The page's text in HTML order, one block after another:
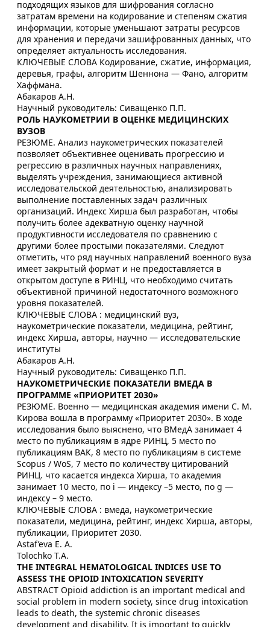
подходящих языков для шифрования согласно
затратам времени на кодирование и степеням сжатия
информации, которые уменьшают затраты ресурсов
для хранения и передачи зашифрованных данных, что
определяет актуальность исследования.
КЛЮЧЕВЫЕ СЛОВА Кодирование, сжатие, информация,
деревья, графы, алгоритм Шеннона — Фано, алгоритм
Хаффмана.
Абакаров А.Н.
Научный руководитель: Сиващенко П.П.
РОЛЬ НАУКОМЕТРИИ В ОЦЕНКЕ МЕДИЦИНСКИХ
ВУЗОВ
РЕЗЮМЕ. Анализ наукометрических показателей
позволяет объективнее оценивать прогрессию и
регрессию в различных научных направлениях,
выделять учреждения, занимающиеся активной
исследовательской деятельностью, анализировать
выполнение поставленных задач различных
организаций. Индекс Хирша был разработан, чтобы
получить более адекватную оценку научной
продуктивности исследователя по сравнению с
другими более простыми показателями. Следуют
отметить, что ряд научных направлений военного вуза
имеет закрытый формат и не предоставляется в
открытом доступе в РИНЦ, что необходимо считать
объективной причиной недостаточного возможного
уровня показателей.
КЛЮЧЕВЫЕ СЛОВА : медицинский вуз,
наукометрические показатели, медицина, рейтинг,
индекс Хирша, авторы, научно — исследовательские
институты
Абакаров А.Н.
Научный руководитель: Сиващенко П.П.
НАУКОМЕТРИЧЕСКИЕ ПОКАЗАТЕЛИ ВМЕДА В
ПРОГРАММЕ «ПРИОРИТЕТ 2030»
РЕЗЮМЕ. Военно — медицинская академия имени С. М.
Кирова вошла в программу «Приоритет 2030». В ходе
исследования было выяснено, что ВМедА занимает 4
место по публикациям в ядре РИНЦ, 5 место по
публикациям ВАК, 8 место по публикациям в системе
Scopus / WoS, 7 место по количеству цитирований
РИНЦ. что касается индекса Хирша, то академия
занимает 10 место, по i — индексу –5 место, по g —
индексу – 9 место.
КЛЮЧЕВЫЕ СЛОВА : вмеда, наукометрические
показатели, медицина, рейтинг, индекс Хирша, авторы,
публикации, Приоритет 2030.
Astaf’eva E. A.
Tolochko T.A.
THE INTEGRAL HEMATOLOGICAL INDICES USE TO
ASSESS THE OPIOID INTOXICATION SEVERITY
ABSTRACT Opioid addiction is an important medical and
social problem in modern society, since drug intoxication
leads to death, the systemic chronic diseases
development and disability. It is important to quickly